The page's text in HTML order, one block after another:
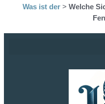
Was ist der> Welche